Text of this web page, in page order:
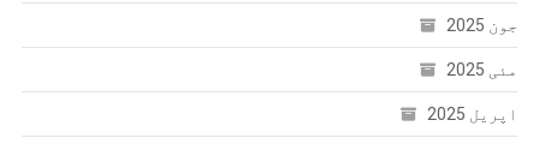
جون 2025
مئی 2025
اپریل 2025